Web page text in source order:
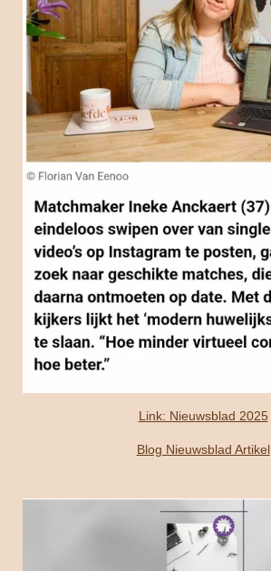
Link: Nieuwsblad 2025
Blog Nieuwsblad Artikel